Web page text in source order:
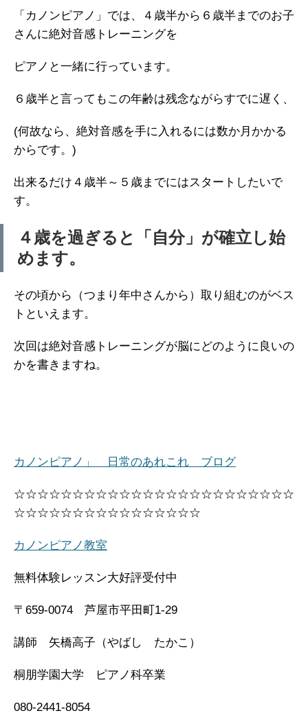
「カノンピアノ」では、４歳半から６歳半までのお子
さんに絶対音感トレーニングを
ピアノと一緒に行っています。
６歳半と言ってもこの年齢は残念ながらすでに遅く、
(何故なら、絶対音感を手に入れるには数か月かかる
からです。)
出来るだけ４歳半～５歳までにはスタートしたいで
す。
４歳を過ぎると「自分」が確立し始
めます。
その頃から（つまり年中さんから）取り組むのがベス
トといえます。
次回は絶対音感トレーニングが脳にどのように良いの
かを書きますね。
カノンピアノ」 日常のあれこれ ブログ
☆☆☆☆☆☆☆☆☆☆☆☆☆☆☆☆☆☆☆☆☆☆☆☆
☆☆☆☆☆☆☆☆☆☆☆☆☆☆☆☆
カノンピアノ教室
無料体験レッスン大好評受付中
〒659-0074 芦屋市平田町1-29
講師 矢橋高子（やばし たかこ）
桐朋学園大学 ピアノ科卒業
080-2441-8054